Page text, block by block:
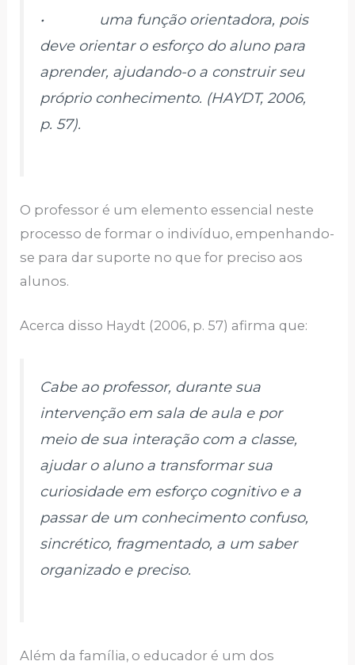
• uma função orientadora, pois
deve orientar o esforço do aluno para
aprender, ajudando-o a construir seu
próprio conhecimento. (HAYDT, 2006,
p. 57).
O professor é um elemento essencial neste
processo de formar o indivíduo, empenhando-
se para dar suporte no que for preciso aos
alunos.
Acerca disso Haydt (2006, p. 57) afirma que:
Cabe ao professor, durante sua
intervenção em sala de aula e por
meio de sua interação com a classe,
ajudar o aluno a transformar sua
curiosidade em esforço cognitivo e a
passar de um conhecimento confuso,
sincrético, fragmentado, a um saber
organizado e preciso.
Além da família, o educador é um dos